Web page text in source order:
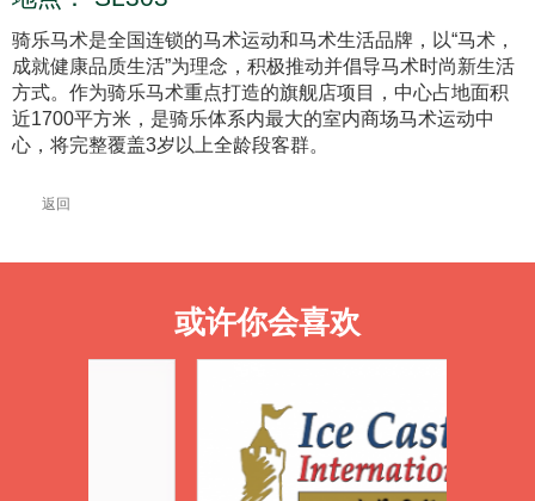
骑乐马术是全国连锁的马术运动和马术生活品牌，以“马术，
成就健康品质生活”为理念，积极推动并倡导马术时尚新生活
方式。作为骑乐马术重点打造的旗舰店项目，中心占地面积
近1700平方米，是骑乐体系内最大的室内商场马术运动中
心，将完整覆盖3岁以上全龄段客群。
返回
或许你会喜欢